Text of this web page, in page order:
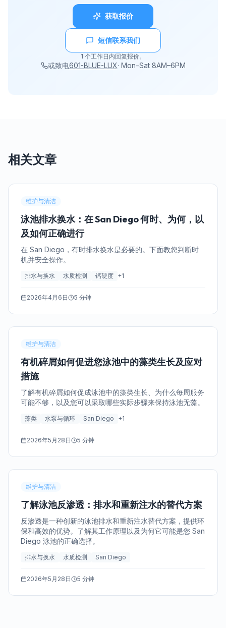
获取报价
短信联系我们
1 个工作日内回复报价。
或致电601-BLUE-LUX· Mon–Sat 8AM–6PM
相关文章
维护与清洁
泳池排水换水：在 San Diego 何时、为何，以
及如何正确进行
在 San Diego，有时排水换水是必要的。下面教您判断时
机并安全操作。
排水与换水 水质检测 钙硬度 +1
2026年4月6日 5 分钟
维护与清洁
有机碎屑如何促进您泳池中的藻类生长及应对
措施
了解有机碎屑如何促成泳池中的藻类生长、为什么每周服务
可能不够，以及您可以采取哪些实际步骤来保持泳池无藻。
藻类 水泵与循环 San Diego +1
2026年5月28日 5 分钟
维护与清洁
了解泳池反渗透：排水和重新注水的替代方案
反渗透是一种创新的泳池排水和重新注水替代方案，提供环
保和高效的优势。了解其工作原理以及为何它可能是您 San
Diego 泳池的正确选择。
排水与换水 水质检测 San Diego
2026年5月28日 5 分钟